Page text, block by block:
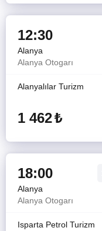
12:30
Alanya
Alanya Otogarı
Alanyalılar Turizm
1 462₺
18:00
Alanya
Alanya Otogarı
Isparta Petrol Turizm